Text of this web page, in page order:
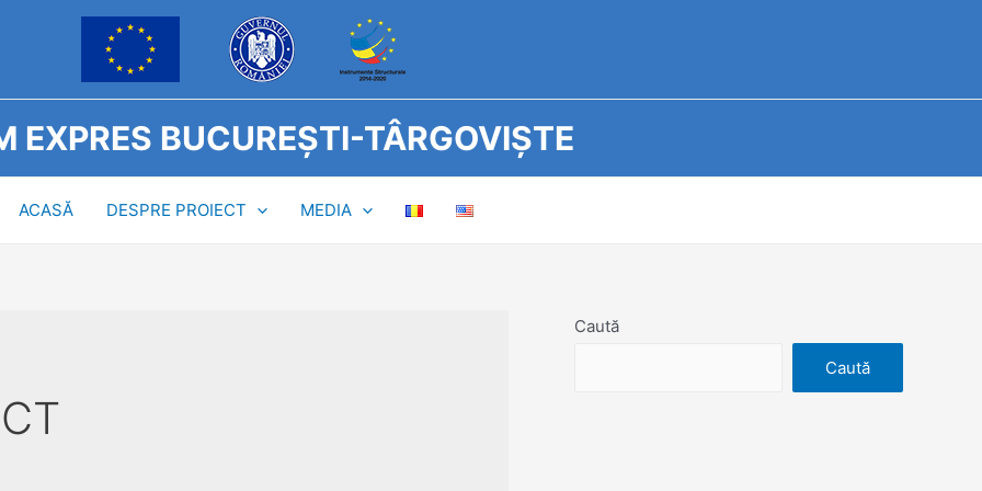
EXPRES BUCUREȘTI-TÂRGOVIȘTE
ACASĂ DESPRE PROIECT MEDIA
Caută
Caută